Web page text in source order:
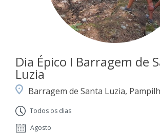
Dia Épico I Barragem de
Luzia
Barragem de Santa Luzia,
Todos os dias
Agosto